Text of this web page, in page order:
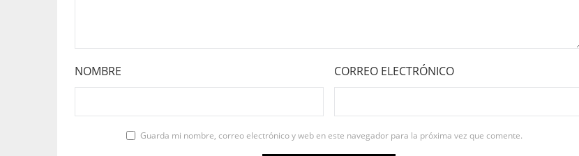
NOMBRE CORREO ELECTRÓNICO
Guarda mi nombre, correo electrónico y web en este navegador para la próxima vez que comente.